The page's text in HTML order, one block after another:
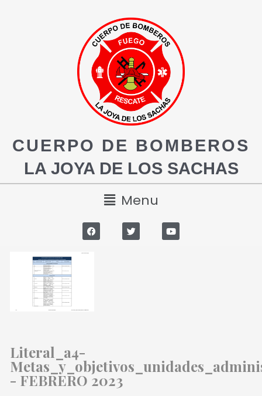
CUERPO DE BOMBEROS
LA JOYA DE LOS SACHAS
Menu
Literal_a4-
- FEBRERO 2023